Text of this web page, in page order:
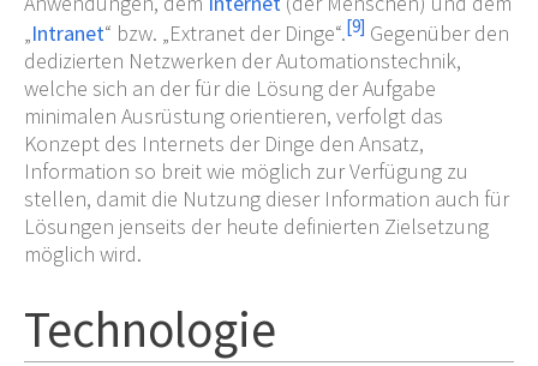
„Intranet“ bzw. „Extranet der Dinge“.[9] Gegenüber den
dedizierten Netzwerken der Automationstechnik,
welche sich an der für die Lösung der Aufgabe
minimalen Ausrüstung orientieren, verfolgt das
Konzept des Internets der Dinge den Ansatz,
Information so breit wie möglich zur Verfügung zu
stellen, damit die Nutzung dieser Information auch für
Lösungen jenseits der heute definierten Zielsetzung
möglich wird.
Technologie